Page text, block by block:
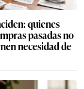
quienes
pasadas no
necesidad de